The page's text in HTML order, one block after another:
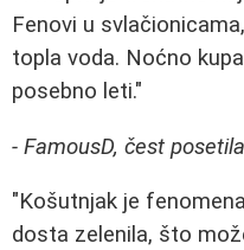
Fenovi u
topla voda. Noćno
posebno leti."
- FamousD, čest
"Košutnjak je
dosta zelenila, što